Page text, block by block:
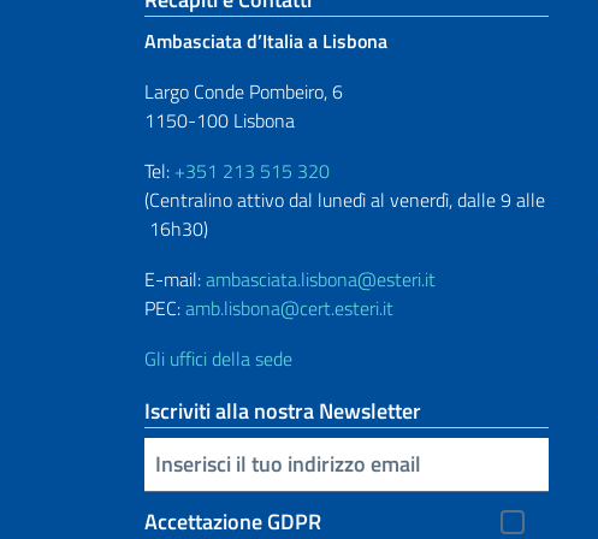
Ambasciata d’Italia a Lisbona
Largo Conde Pombeiro, 6
1150-100 Lisbona
Tel: +351 213 515 320
(Centralino attivo dal lunedì al venerdì, dalle 9 alle
16h30)
E-mail:ambasciata.lisbona@esteri.it
PEC:amb.lisbona@cert.esteri.it
Gli uffici della sede
Iscriviti alla nostra Newsletter
Inserisci la tua email
Accettazione GDPR